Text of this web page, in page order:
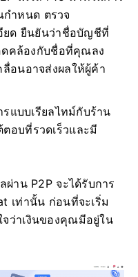
กำหนด ตรวจ
ยด ยืนยันว่าชื่อบัญชีที่
ดคล้องกับชื่อที่คุณลง
อนอาจส่งผลให้ผู้ค้า
รแบบเรียลไทม์กับร้าน
อบที่รวดเร็วและมี
ผ่าน P2P จะได้รับการ
เท่านั้น ก่อนที่จะเริ่ม
ว่าเงินของคุณมีอยู่ใน